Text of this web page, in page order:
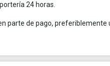
24 horas.
parte de pago, preferiblemente